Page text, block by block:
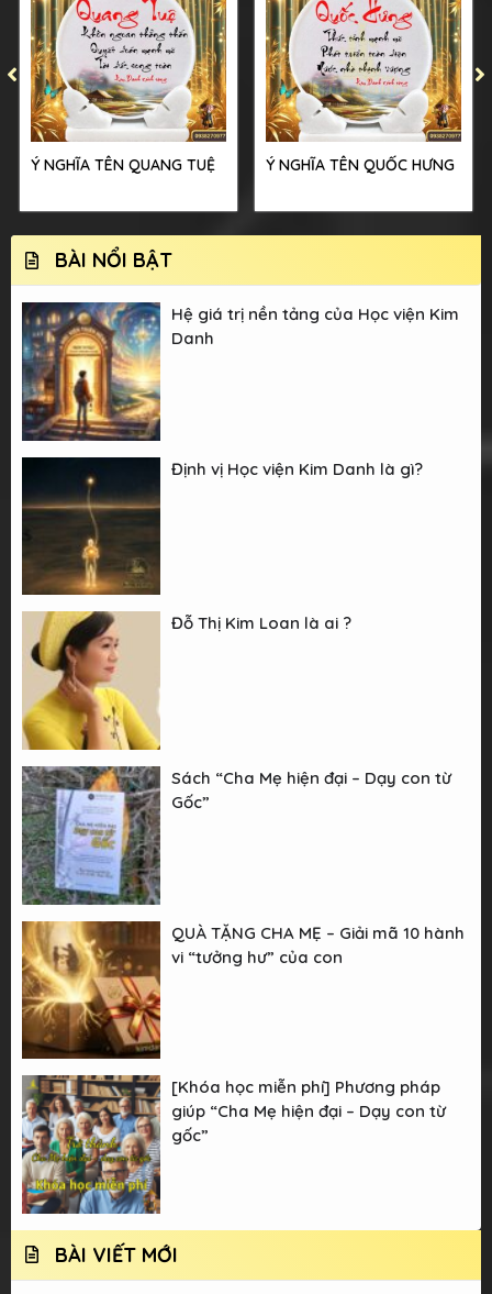
Ý NGHĨA TÊN QUANG TUỆ Ý NGHĨA TÊN QUỐC HƯNG
BÀI NỔI BẬT
Hệ giá trị nền tảng của Học viện Kim
Danh
Định vị Học viện Kim Danh là gì?
Đỗ Thị Kim Loan là ai ?
Sách “Cha Mẹ hiện đại – Dạy con từ
Gốc”
QUÀ TẶNG CHA MẸ – Giải mã 10 hành
vi “tưởng hư” của con
[Khóa học miễn phí] Phương pháp
giúp “Cha Mẹ hiện đại – Dạy con từ
gốc”
BÀI VIẾT MỚI